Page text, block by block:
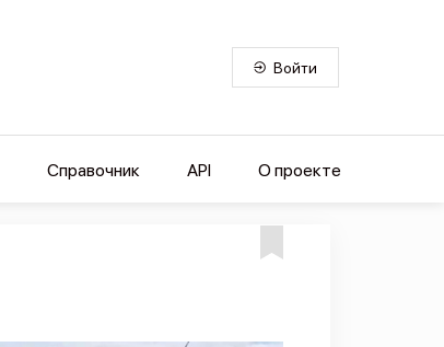
Войти
Справочник API О проекте